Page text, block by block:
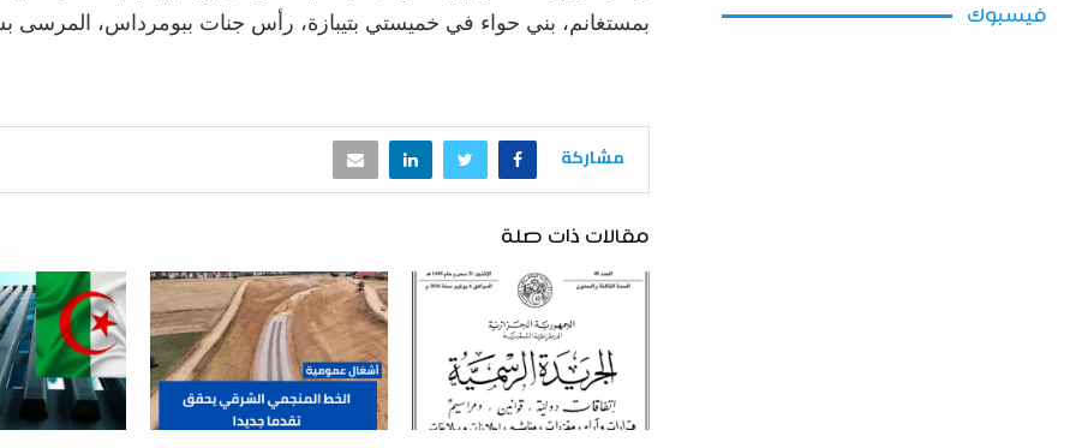
بمستغانم، بني حواء في خميستي بتيبازة، رأس جنات ببومرداس، المرسى
مشاركة
مقالات ذات صلة
فيسبوك